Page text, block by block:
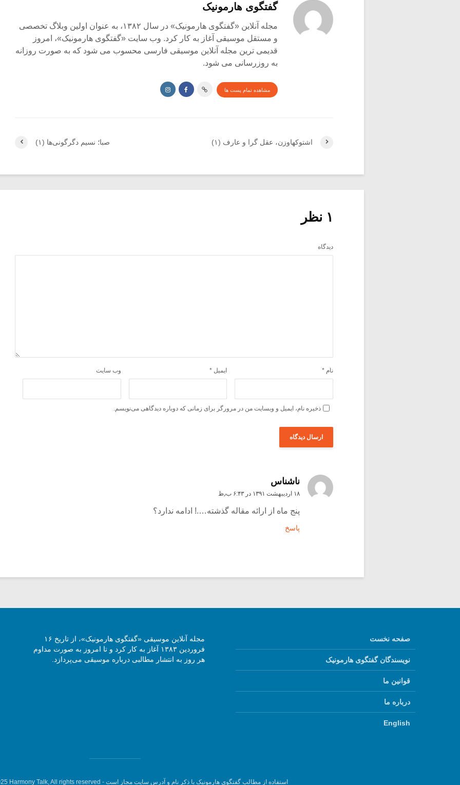
گفتگوی هارمونیک
مجله آنلاین «گفتگوی هارمونیک» در سال ۱۳۸۲، به عنوان اولین وبلاگ تخصصی
و مستقل موسیقی آغاز به کار کرد. وب سایت «گفتگوی هارمونیک»، امروز
قدیمی ترین مجله آنلاین موسیقی فارسی محسوب می شود که به صورت روزانه
به روزرسانی می شود.
مشاهده تمام پست ها
صبا؛ نسیم دگرگونی‌ها (۱) اشتوکهاوزن، عقل گرا و عارف (۱)
۱ نظر
دیدگاه
نام * ایمیل * وب‌ سایت
ذخیره نام، ایمیل و وبسایت من در مرورگر برای زمانی که دوباره دیدگاهی می‌نویسم.
ناشناس
۱۸ اردیبهشت ۱۳۹۱ در ۶:۴۳ ب٫ظ
پنج ماه از ارائه مقاله گذشته….! ادامه ندارد؟
پاسخ
صفحه نخست
نویسندگان گفتگوی هارمونیک
قوانین ما
درباره ما
English
مجله آنلاین موسیقی «گفتگوی هارمونیک»، از تاریخ ۱۶
فروردین ۱۳۸۳ آغاز به کار کرد و تا امروز به صورت مداوم
هر روز به انتشار مطالبی درباره موسیقی می‌پردازد.
استفاده از مطالب گفتگوی هارمونیک با ذکر نام و آدرس سایت مجاز است - Harmony Talk, All rights reserved.